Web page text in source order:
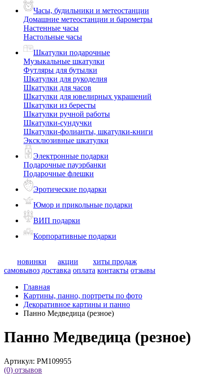
Часы, будильники и метеостанции
Домашние метеостанции и барометры
Настенные часы
Настольные часы
Шкатулки подарочные
Музыкальные шкатулки
Футляры для бутылки
Шкатулки для рукоделия
Шкатулки для часов
Шкатулки для ювелирных украшений
Шкатулки из бересты
Шкатулки ручной работы
Шкатулки-сундучки
Шкатулки-фолианты, шкатулки-книги
Эксклюзивные шкатулки
Электронные подарки
Подарочные пауэрбанки
Подарочные флешки
Эротические подарки
Юмор и прикольные подарки
ВИП подарки
Корпоративные подарки
новинки акции
хиты продаж
самовывоз доставка оплата контакты отзывы
Главная
Картины, панно, портреты по фото
Декоративное картины и панно
Панно Медведица (резное)
Панно Медведица (резное)
Артикул: PM109955
(0) отзывов